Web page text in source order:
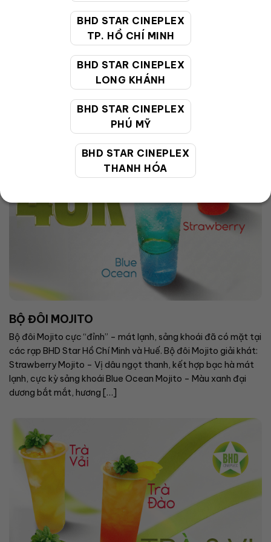
BHD STAR CINEPLEX
TP. HỒ CHÍ MINH
BHD STAR CINEPLEX
LONG KHÁNH
BHD STAR CINEPLEX
PHÚ MỸ
BHD STAR CINEPLEX
THANH HÓA
cho bạn 4 hương vị mới bắp mới ! 3 vị bắp rang: Ngọt (truyền
thống): Vị dịu […]
BỘ ĐÔI MOJITO
Bộ đôi Mojito cực “đỉnh” – mát lạnh, sảng khoái đã có mặt tại
các rạp BHD Star Hồ Chí Minh và Huế. Bộ đôi Mojito giải khát:
Strawberry Mojito – Vị dâu ngọt thanh, kết hợp bạc hà mát
lạnh, cực kỳ sảng khoái Blue Ocean Mojito – Màu xanh đại
dương bắt mắt, hương […]